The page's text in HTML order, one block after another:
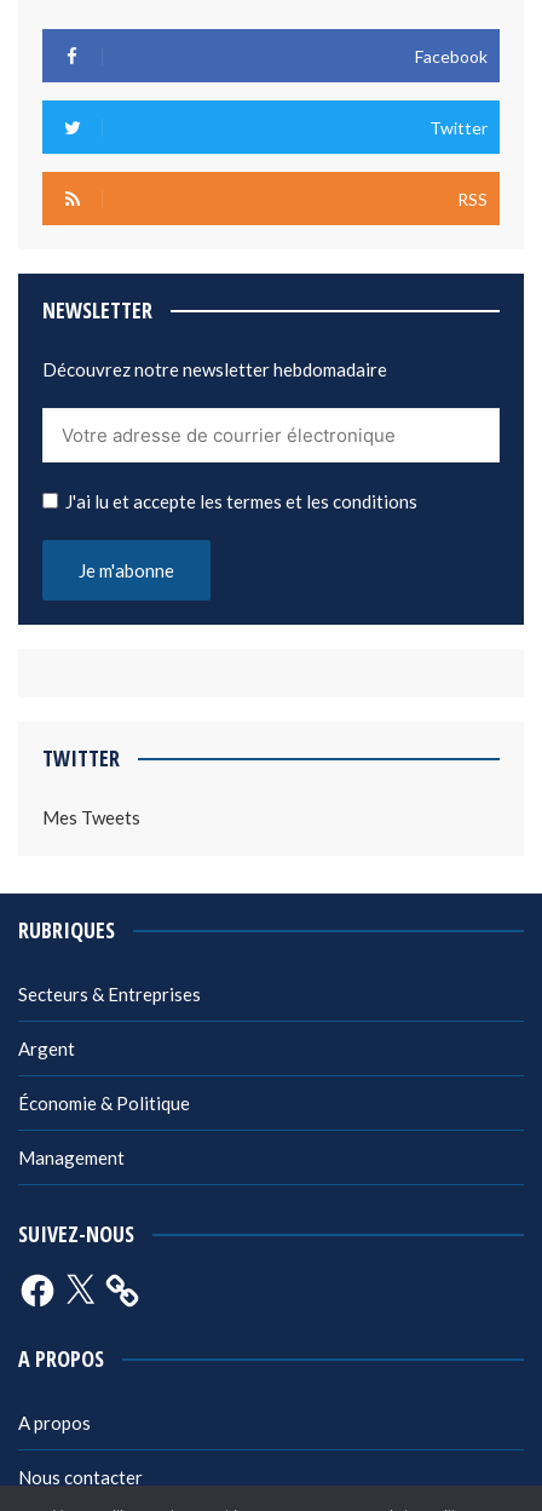
Facebook
Twitter
RSS
NEWSLETTER
Découvrez notre newsletter hebdomadaire
J'ai lu et accepte les termes et les conditions
TWITTER
Mes Tweets
RUBRIQUES
Secteurs & Entreprises
Argent
Économie & Politique
Management
SUIVEZ-NOUS
Facebook
X
A PROPOS
A propos
Nous contacter